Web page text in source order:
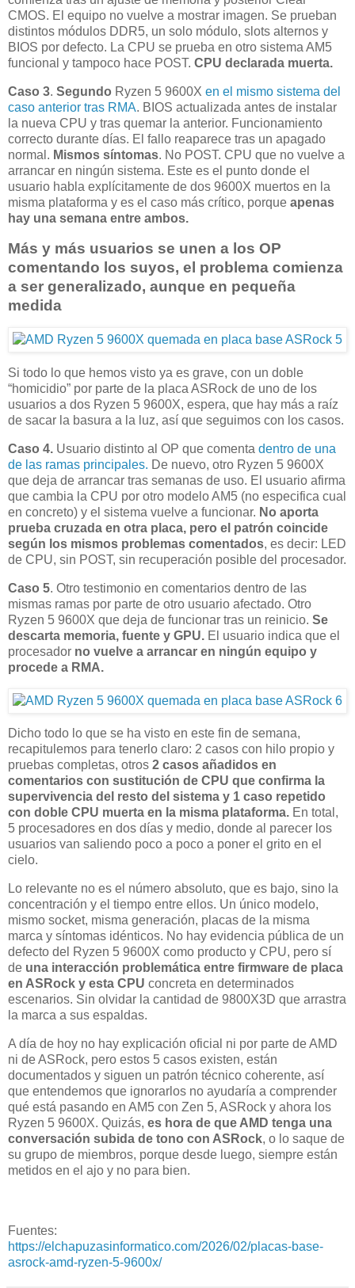
CMOS. El equipo no vuelve a mostrar imagen. Se prueban
distintos módulos DDR5, un solo módulo, slots alternos y
BIOS por defecto. La CPU se prueba en otro sistema AM5
funcional y tampoco hace POST. CPU declarada muerta.
Caso 3. Segundo Ryzen 5 9600X en el mismo sistema del
caso anterior tras RMA. BIOS actualizada antes de instalar
la nueva CPU y tras quemar la anterior. Funcionamiento
correcto durante días. El fallo reaparece tras un apagado
normal. Mismos síntomas. No POST. CPU que no vuelve a
arrancar en ningún sistema. Este es el punto donde el
usuario habla explícitamente de dos 9600X muertos en la
misma plataforma y es el caso más crítico, porque apenas
hay una semana entre ambos.
Más y más usuarios se unen a los OP
comentando los suyos, el problema comienza
a ser generalizado, aunque en pequeña
medida
Si todo lo que hemos visto ya es grave, con un doble
“homicidio” por parte de la placa ASRock de uno de los
usuarios a dos Ryzen 5 9600X, espera, que hay más a raíz
de sacar la basura a la luz, así que seguimos con los casos.
Caso 4. Usuario distinto al OP que comenta dentro de una
de las ramas principales. De nuevo, otro Ryzen 5 9600X
que deja de arrancar tras semanas de uso. El usuario afirma
que cambia la CPU por otro modelo AM5 (no especifica cual
en concreto) y el sistema vuelve a funcionar. No aporta
prueba cruzada en otra placa, pero el patrón coincide
según los mismos problemas comentados, es decir: LED
de CPU, sin POST, sin recuperación posible del procesador.
Caso 5. Otro testimonio en comentarios dentro de las
mismas ramas por parte de otro usuario afectado. Otro
Ryzen 5 9600X que deja de funcionar tras un reinicio. Se
descarta memoria, fuente y GPU. El usuario indica que el
procesador no vuelve a arrancar en ningún equipo y
procede a RMA.
Dicho todo lo que se ha visto en este fin de semana,
recapitulemos para tenerlo claro: 2 casos con hilo propio y
pruebas completas, otros 2 casos añadidos en
comentarios con sustitución de CPU que confirma la
supervivencia del resto del sistema y 1 caso repetido
con doble CPU muerta en la misma plataforma. En total,
5 procesadores en dos días y medio, donde al parecer los
usuarios van saliendo poco a poco a poner el grito en el
cielo.
Lo relevante no es el número absoluto, que es bajo, sino la
concentración y el tiempo entre ellos. Un único modelo,
mismo socket, misma generación, placas de la misma
marca y síntomas idénticos. No hay evidencia pública de un
defecto del Ryzen 5 9600X como producto y CPU, pero sí
de una interacción problemática entre firmware de placa
en ASRock y esta CPU concreta en determinados
escenarios. Sin olvidar la cantidad de 9800X3D que arrastra
la marca a sus espaldas.
A día de hoy no hay explicación oficial ni por parte de AMD
ni de ASRock, pero estos 5 casos existen, están
documentados y siguen un patrón técnico coherente, así
que entendemos que ignorarlos no ayudaría a comprender
qué está pasando en AM5 con Zen 5, ASRock y ahora los
Ryzen 5 9600X. Quizás, es hora de que AMD tenga una
conversación subida de tono con ASRock, o lo saque de
su grupo de miembros, porque desde luego, siempre están
metidos en el ajo y no para bien.
Fuentes:
https://elchapuzasinformatico.com/2026/02/placas-base-
asrock-amd-ryzen-5-9600x/